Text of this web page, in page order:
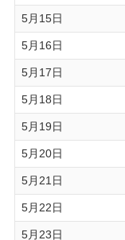
5月15日
5月16日
5月17日
5月18日
5月19日
5月20日
5月21日
5月22日
5月23日